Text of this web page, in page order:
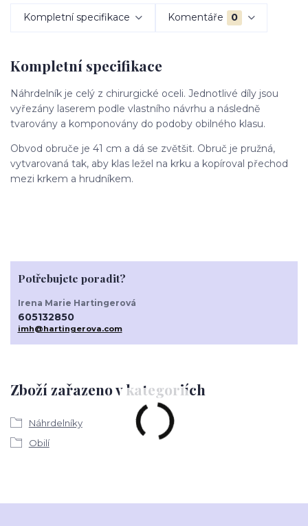
Kompletní specifikace Komentáře 0
Kompletní specifikace
Náhrdelník je celý z chirurgické oceli. Jednotlivé díly jsou
vyřezány laserem podle vlastního návrhu a následně
tvarovány a komponovány do podoby obilného klasu.
Obvod obruče je 41 cm a dá se zvětšit. Obruč je pružná,
vytvarovaná tak, aby klas ležel na krku a kopíroval přechod
mezi krkem a hrudníkem.
Zboží zařazeno v kategoriích
Náhrdelníky
Obilí
Potřebujete poradit?
Irena Marie Hartingerová
605132850
imh@hartingerova.com